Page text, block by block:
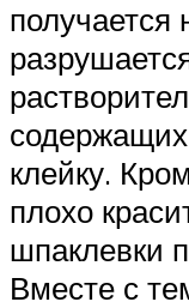
клейку.
плохо
шпаклевки
Вместе с